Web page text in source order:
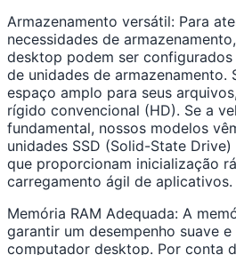
Armazenamento versátil: Para
necessidades de
desktop podem ser
de unidades de armazenamento.
espaço amplo para seus
rígido convencional (HD). Se a
fundamental, nossos modelos
unidades SSD (Solid-State
que proporcionam inicialização
carregamento ágil de aplicativos.
Memória RAM Adequada: A
garantir um desempenho suave
computador desktop. Por conta